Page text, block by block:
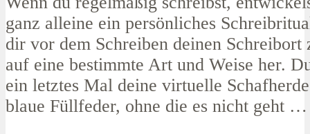
ganz alleine ein persönliches
dir vor dem Schreiben deinen Schreibort
auf eine bestimmte Art und Weise her.
ein letztes Mal deine virtuelle
blaue Füllfeder, ohne die es nicht geht